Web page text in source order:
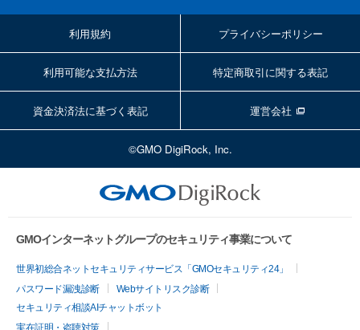
利用規約 プライバシーポリシー
利用可能な支払方法 特定商取引に関する表記
資金決済法に基づく表記 運営会社
©GMO DigiRock, Inc.
GMOインターネットグループのセキュリティ事業について
世界初総合ネットセキュリティサービス「GMOセキュリティ24」
パスワード漏洩診断
Webサイトリスク診断
セキュリティ相談AIチャットボット
実在証明・盗聴対策